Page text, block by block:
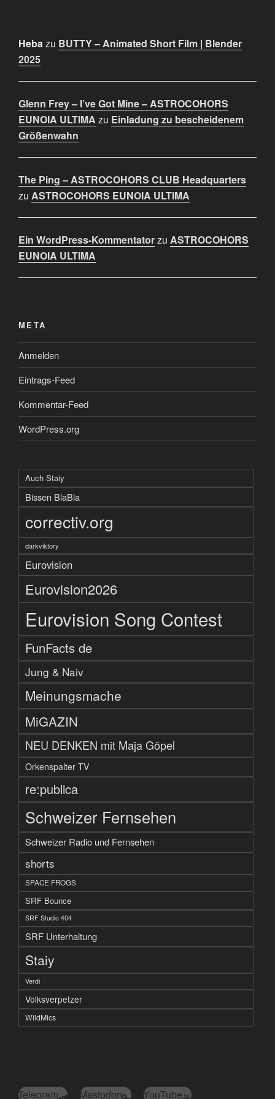
Hebazu BUTTY – Animated Short Film | Blender
2025
Glenn Frey – I’ve Got Mine – ASTROCOHORS
EUNOIA ULTIMA zu Einladung zu bescheidenem
Größenwahn
The Ping – ASTROCOHORS CLUB Headquarters
zu ASTROCOHORS EUNOIA ULTIMA
Ein WordPress-Kommentatorzu ASTROCOHORS
EUNOIA ULTIMA
META
Anmelden
Eintrags-Feed
Kommentar-Feed
WordPress.org
Auch Staiy
Bissen BlaBla
correctiv.org
darkviktory
Eurovision
Eurovision2026
Eurovision Song Contest
FunFacts de
Jung & Naiv
Meinungsmache
MiGAZIN
NEU DENKEN mit Maja Göpel
Orkenspalter TV
re:publica
Schweizer Fernsehen
Schweizer Radio und Fernsehen
shorts
SPACE FROGS
SRF Bounce
SRF Studio 404
SRF Unterhaltung
Staiy
Verdi
Volksverpetzer
WildMics
Telegram Mastodon YouTube